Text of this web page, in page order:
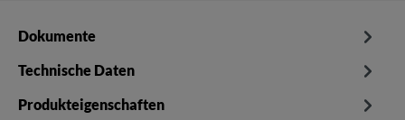
Dokumente
Technische Daten
Produkteigenschaften